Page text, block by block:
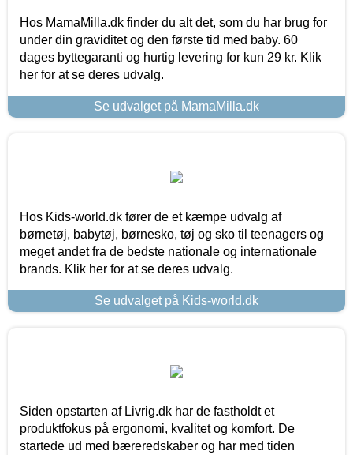
Hos MamaMilla.dk finder du alt det, som du har brug for
under din graviditet og den første tid med baby. 60
dages byttegaranti og hurtig levering for kun 29 kr. Klik
her for at se deres udvalg.
Se udvalget på MamaMilla.dk
Hos Kids-world.dk fører de et kæmpe udvalg af
børnetøj, babytøj, børnesko, tøj og sko til teenagers og
meget andet fra de bedste nationale og internationale
brands. Klik her for at se deres udvalg.
Se udvalget på Kids-world.dk
Siden opstarten af Livrig.dk har de fastholdt et
produktfokus på ergonomi, kvalitet og komfort. De
startede ud med bæreredskaber og har med tiden